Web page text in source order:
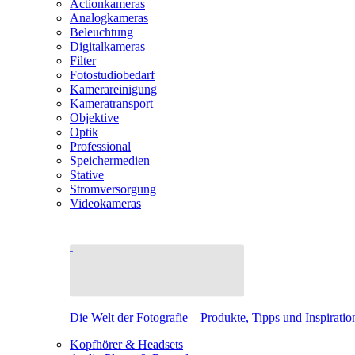
Actionkameras
Analogkameras
Beleuchtung
Digitalkameras
Filter
Fotostudiobedarf
Kamerareinigung
Kameratransport
Objektive
Optik
Professional
Speichermedien
Stative
Stromversorgung
Videokameras
Die Welt der Fotografie – Produkte, Tipps und
Kopfhörer & Headsets